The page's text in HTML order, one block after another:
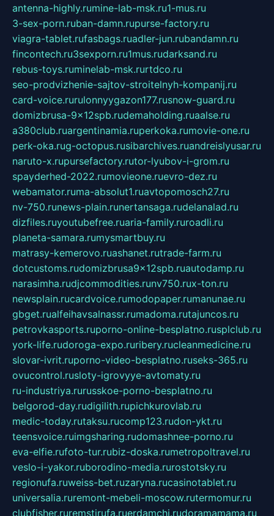
antenna-highly.rumine-lab-msk.ru1-mus.ru
3-sex-porn.ruban-damn.rupurse-factory.ru
viagra-tablet.rufasbags.ruadler-jun.rubandamn.ru
fincontech.ru3sexporn.ru1mus.rudarksand.ru
rebus-toys.ruminelab-msk.rurtdco.ru
seo-prodvizhenie-sajtov-stroitelnyh-kompanij.ru
card-voice.rurulonnyygazon177.rusnow-guard.ru
domizbrusa-9x12spb.rudemaholding.ruaalse.ru
a380club.ruargentinamia.ruperkoka.rumovie-one.ru
perk-oka.rug-octopus.rusibarchives.ruandreislyusar.ru
naruto-x.rupursefactory.rutor-lyubov-i-grom.ru
spayderhed-2022.rumovieone.ruevro-dez.ru
webamator.ruma-absolut1.ruavtopomosch27.ru
nv-750.runews-plain.runertansaga.rudelanalad.ru
dizfiles.ruyoutubefree.ruaria-family.ruroadli.ru
planeta-samara.rumysmartbuy.ru
matrasy-kemerovo.ruashanet.rutrade-farm.ru
dotcustoms.rudomizbrusa9x12spb.ruautodamp.ru
narasimha.rudjcommodities.runv750.rux-ton.ru
newsplain.rucardvoice.rumodopaper.rumanunae.ru
gbget.rualfeihavsalnassr.rumadoma.rutajuncos.ru
petrovkasports.ruporno-online-besplatno.rusplclub.ru
york-life.rudoroga-expo.ruribery.rucleanmedicine.ru
slovar-ivrit.ruporno-video-besplatno.ruseks-365.ru
ovucontrol.rusloty-igrovyye-avtomaty.ru
ru-industriya.rurusskoe-porno-besplatno.ru
belgorod-day.rudigilith.rupichkurovlab.ru
medic-today.rutaksu.rucomp123.rudon-ykt.ru
teensvoice.ruimgsharing.rudomashnee-porno.ru
eva-elfie.rufoto-tur.rubiz-doska.rumetropoltravel.ru
veslo-i-yakor.ruborodino-media.rurostotsky.ru
regionufa.ruweiss-bet.ruzaryna.rucasinotablet.ru
universalia.ruremont-mebeli-moscow.rutermomur.ru
clubfisher.ruremstirufa.ruerdamchi.rudoramamama.ru